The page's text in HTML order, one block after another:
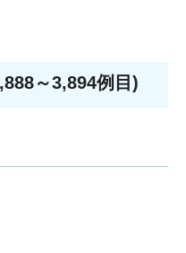
～3,894例目)